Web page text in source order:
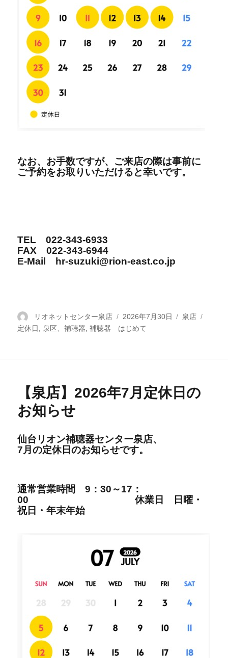
なお、お手数ですが、ご来店の際は事前に
ご予約をお取りいただけると幸いです。
TEL 022-343-6933
FAX 022-343-6944
E-Mail hr-suzuki@rion-east.co.jp
投
稿
リオネットセンター泉店
投
稿
2026年7月30日
カ
泉店
定休日 泉区、補聴器 ,補聴器 はじめて
【泉店】2026年7月定休日の
お知らせ
仙台リオン補聴器センター泉店、
7月の定休日のお知らせです。
通常営業時間9：30～17：
00
休業日 日曜・
祝日・年末年始